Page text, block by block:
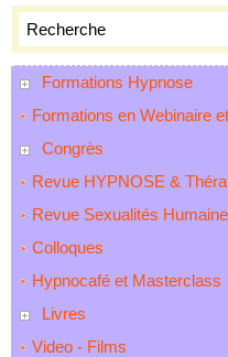
Formations Hypnose
Formations en Webinaire
Congrès
Revue HYPNOSE &
Revue Sexualités
Colloques
Hypnocafé et Masterclass
Livres
Video - Films